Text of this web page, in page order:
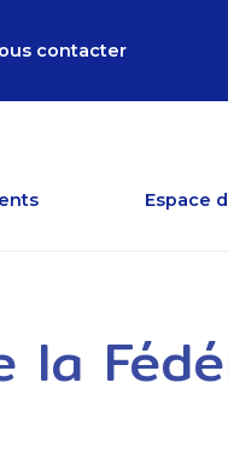
contacter
Espace
la